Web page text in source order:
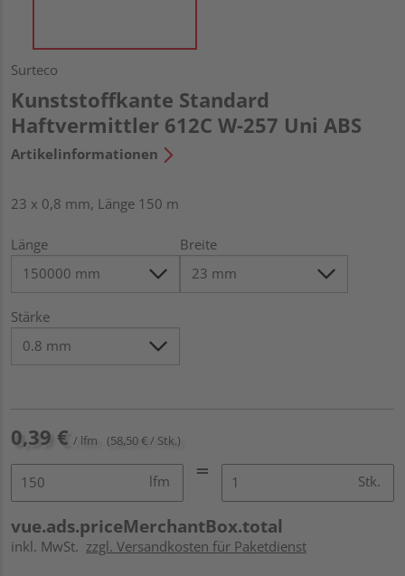
Surteco
Kunststoffkante Standard
Haftvermittler 612C W-257 Uni ABS
Artikelinformationen
23 x 0,8 mm, Länge 150 m
Länge Breite
Stärke
0,39 € / lfm (58,50 € / Stk.)
lfm Stk.
vue.ads.priceMerchantBox.total
inkl. MwSt. zzgl. Versandkosten für Paketdienst